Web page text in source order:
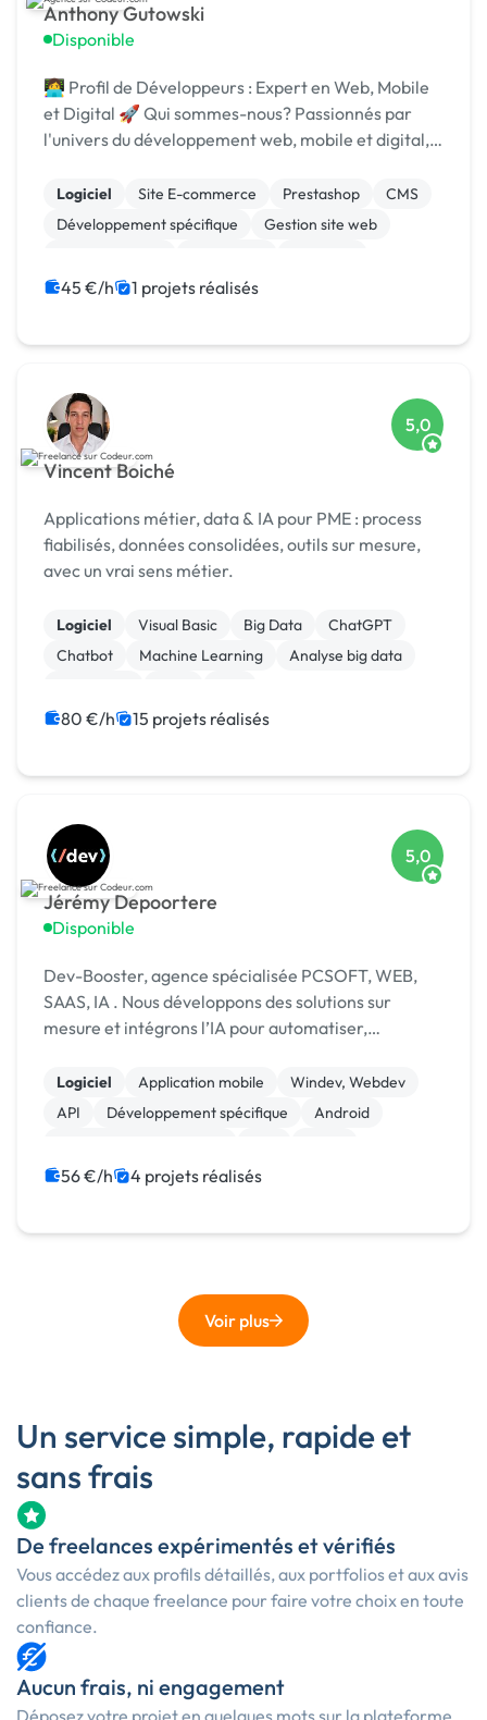
Anthony Gutowski
Disponible
👩‍💻 Profil de Développeurs : Expert en Web, Mobile
et Digital 🚀 Qui sommes-nous? Passionnés par
l'univers du développement web, mobile et digital,
solutions concrètes. Notre objectif est de créer...
Logiciel Site E-commerce Prestashop
CMS
Développement spécifique
Gestion site web
Machine Learning
45 €/h 1 projets réalisés
Vincent Boiché
5,0
Applications métier, data & IA pour PME : process
fiabilisés, données consolidées, outils sur mesure,
avec un vrai sens métier.
Logiciel Visual Basic Big Data
ChatGPT
Chatbot
Machine Learning
Analyse big data
80 €/h 15 projets réalisés
Jérémy Depoortere
Disponible
5,0
Dev-Booster, agence spécialisée PCSOFT, WEB,
SAAS, IA . Nous développons des solutions sur
mesure et intégrons l’IA pour automatiser,
Logiciel Application mobile
Windev, Webdev
API
Développement spécifique
Android
Symfony
56 €/h 4 projets réalisés
Voir plus
Un service simple, rapide et
sans frais
De freelances expérimentés et vérifiés
Vous accédez aux profils détaillés, aux portfolios et aux avis
clients de chaque freelance pour faire votre choix en toute
confiance.
Aucun frais, ni engagement